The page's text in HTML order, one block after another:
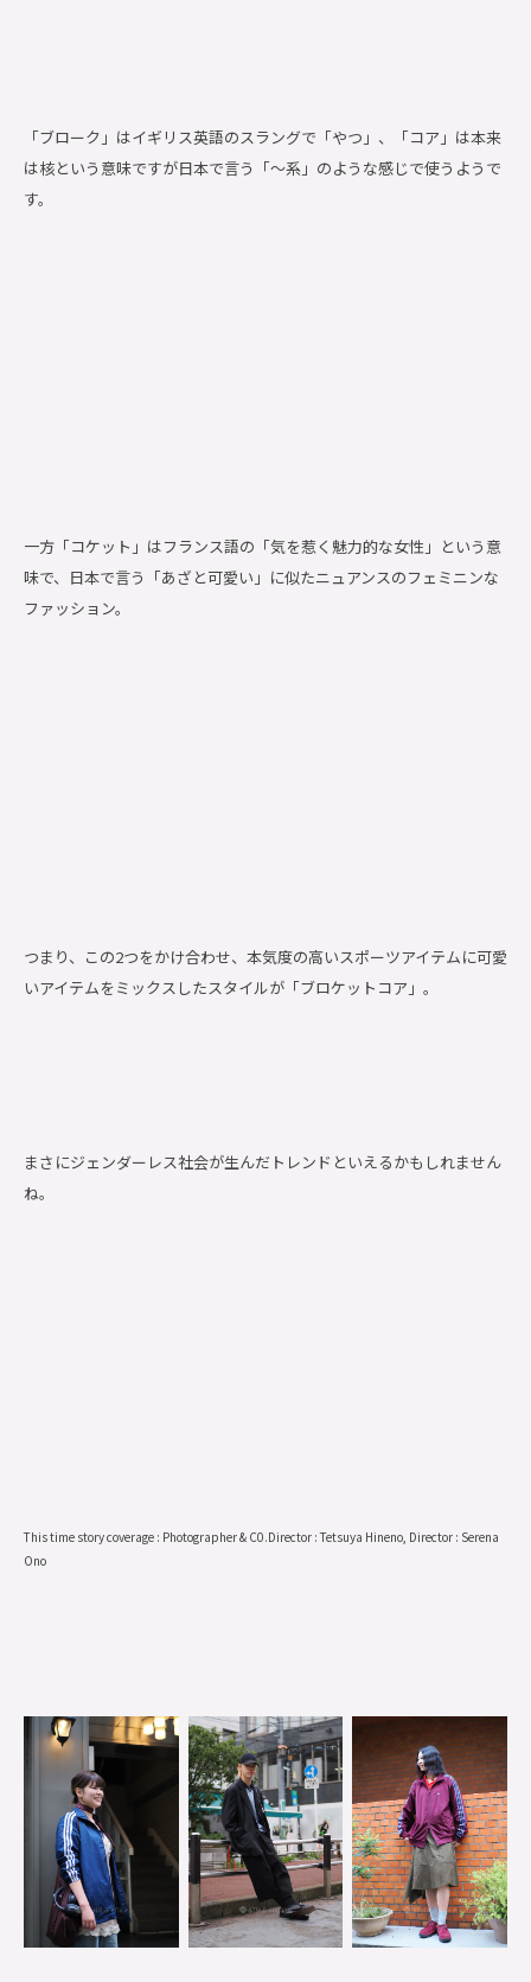
「ブローク」はイギリス英語のスラングで「やつ」、「コア」は本来
は核という意味ですが日本で言う「〜系」のような感じで使うようで
す。
一方「コケット」はフランス語の「気を惹く魅力的な女性」という意
味で、日本で言う「あざと可愛い」に似たニュアンスのフェミニンな
ファッション。
つまり、この2つをかけ合わせ、本気度の高いスポーツアイテムに可愛
いアイテムをミックスしたスタイルが「ブロケットコア」。
まさにジェンダーレス社会が生んだトレンドといえるかもしれません
ね。
This time story coverage : Photographer & C0.Director : Tetsuya Hineno, Director : Serena
Ono